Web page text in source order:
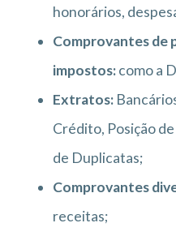
honorários,
Comprovantes de
impostos:como a
Extratos:
Crédito, Posição
de Duplicatas;
Comprovantes
receitas;